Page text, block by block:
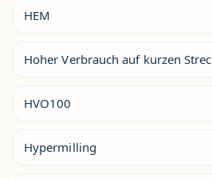
HEM
Hoher Verbrauch auf kurzen
HVO100
Hypermilling